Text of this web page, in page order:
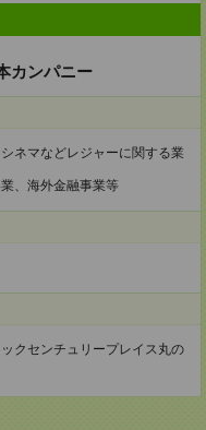
カンパニー
ネマなどレジャーに関する業
、海外金融事業等
クセンチュリープレイス丸の